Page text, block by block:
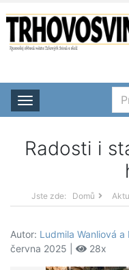
Rozbalit
Radosti i
Jste zde: Domů
Autor: Ludmila Wanliová a
června 2025 |
28x